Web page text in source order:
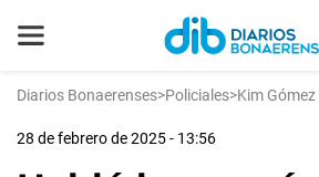
Diarios Bonaerenses>Policiales>Kim Gómez
28 de febrero de 2025 - 13:56